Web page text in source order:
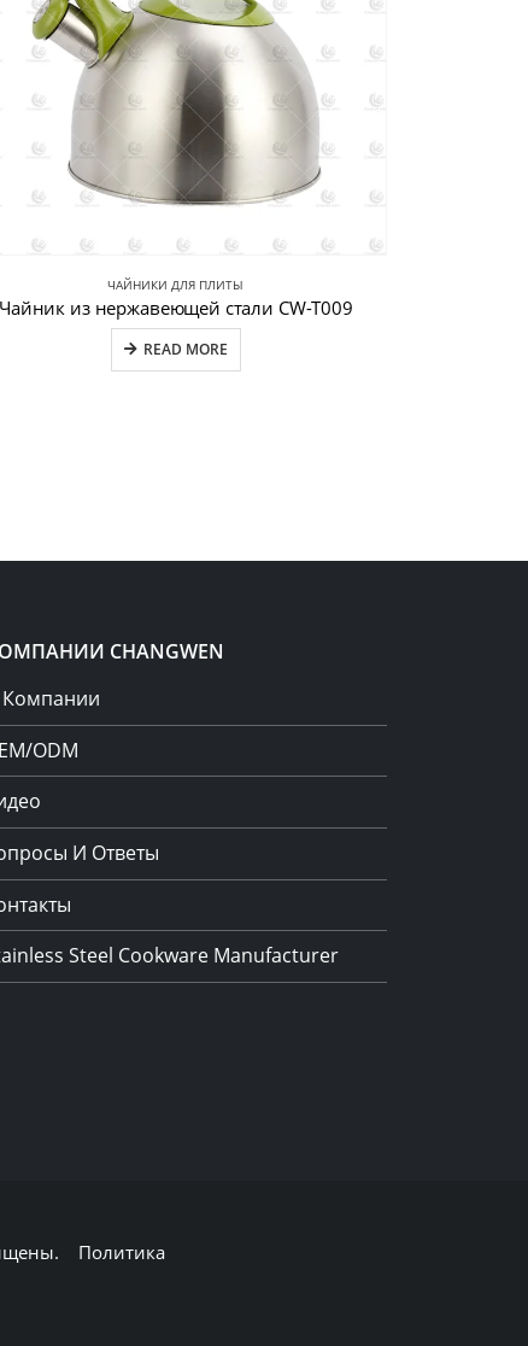
ЧАЙНИКИ ДЛЯ ПЛИТЫ
Чайник из нержавеющей стали CW-T009
READ MORE
CHANGWEN
ODM
И Ответы
Steel Cookware Manufacturer
Политика